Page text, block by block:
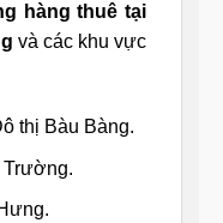
hàng thuê tại
và các khu vực
thị Bàu Bàng.
Trường.